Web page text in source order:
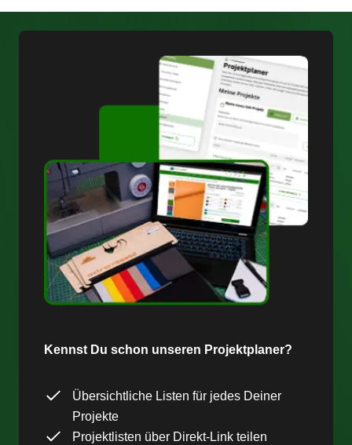
Kennst Du schon unseren Projektplaner?
Übersichtliche Listen für jedes Deiner
Projekte
Projektlisten über Direkt-Link teilen